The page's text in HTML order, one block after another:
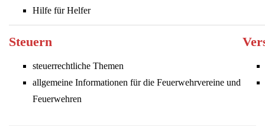
Hilfe für Helfer
Steuern
steuerrechtliche Themen
allgemeine Informationen für die Feuerwehrvereine und
Feuerwehren